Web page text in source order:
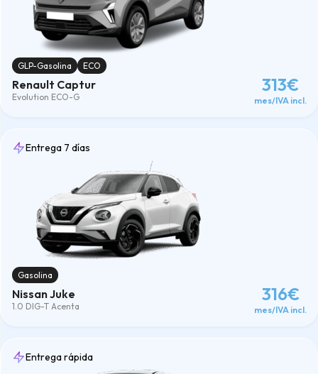
GLP-Gasolina ECO
Renault Captur
Evolution ECO-G
313€
mes/IVA incl.
Entrega 7 días
Gasolina
Nissan Juke
1.0 DIG-T Acenta
316€
mes/IVA incl.
Entrega rápida